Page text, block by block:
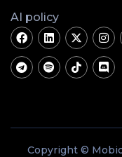
AI policy
Copyright ©